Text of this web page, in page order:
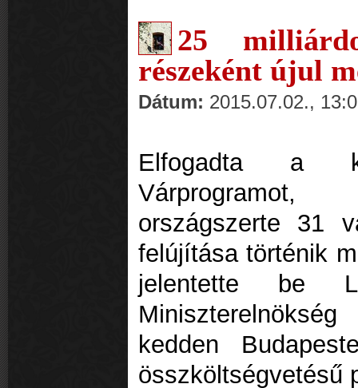
25
részeként újul
Dátum: 2015.07.02.,
Elfogadta a
Várprogramot,
országszerte 31
felújítása történik
jelentette be
kedden
összköltségvetésű